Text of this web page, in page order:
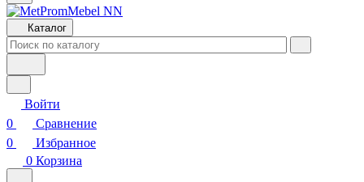
Каталог
Войти
0
Сравнение
0
Избранное
0 Корзина